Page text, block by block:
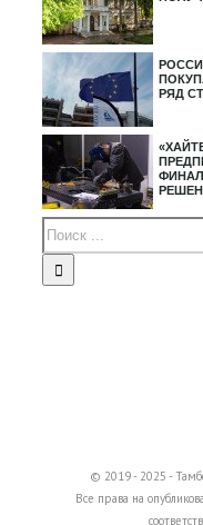
РЯД
© 2019 - 2025 -
Все права на